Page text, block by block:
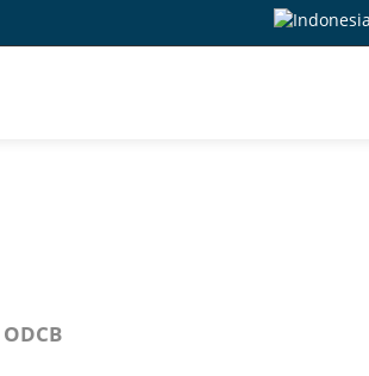
ODCB